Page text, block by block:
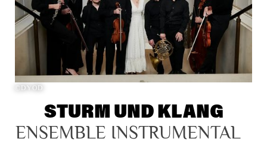
©DYOD
STURM UND KLANG
ENSEMBLE INSTRUMENTAL